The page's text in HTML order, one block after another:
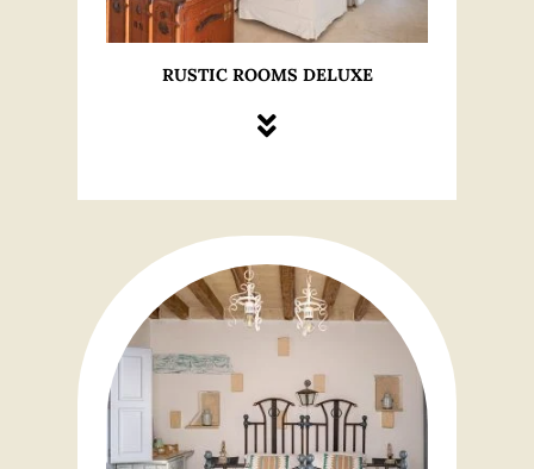
RUSTIC ROOMS DELUXE